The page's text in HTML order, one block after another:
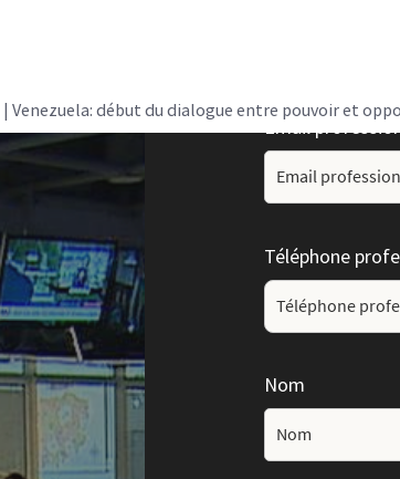
| Venezuela: début du dialogue entre pouvoir et
Email
Téléphone
Nom